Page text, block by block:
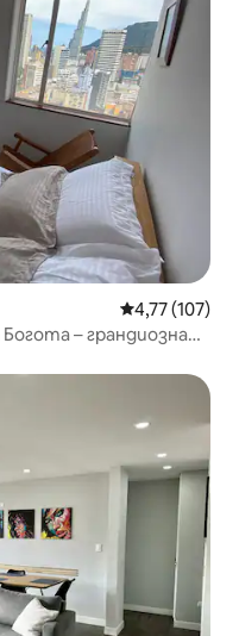
Средна
4,77 (107)
– грандиозна